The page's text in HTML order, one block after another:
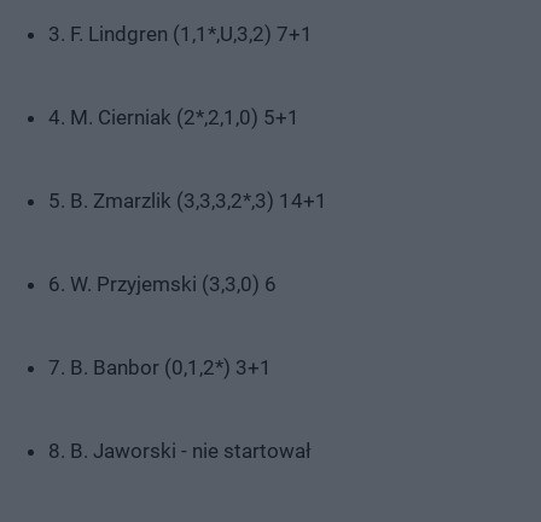
3. F. Lindgren (1,1*,U,3,2) 7+1
4. M. Cierniak (2*,2,1,0) 5+1
5. B. Zmarzlik (3,3,3,2*,3) 14+1
6. W. Przyjemski (3,3,0) 6
7. B. Banbor (0,1,2*) 3+1
8. B. Jaworski - nie startował